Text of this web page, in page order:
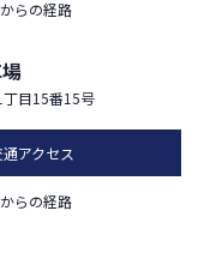
らの経路
目15番15号
通アクセス
らの経路